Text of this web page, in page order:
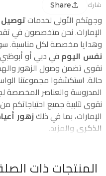
شارك Share
وجهتكم الأولى لخدمات توصيل
الإمارات. نحن متخصصون في
وهدايا مخصصة لكل مناسبة.
نفس اليوم في دبي أو
نقوى تضمن وصول الزهور
حالة. استكشفوا مجموعتنا
المدروسة والعناصر
نقوى لتلبية جميع احتياجاتكم
الإمارات، بما في ذلك زهور
الذكرى والمزيد.
المنتجات ذات